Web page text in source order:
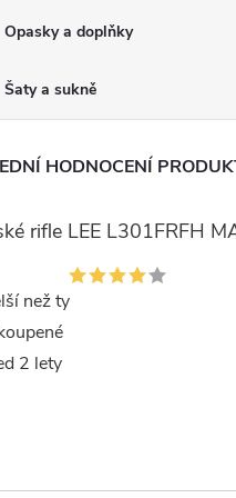
Opasky a doplňky
Šaty a sukně
HODNOCENÍ
než ty
2 lety